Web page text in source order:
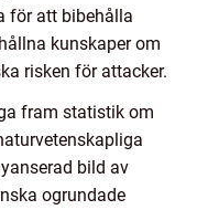
för att bibehålla
kunskaper om
risken för attacker.
fram statistik om
bild av
ogrundade